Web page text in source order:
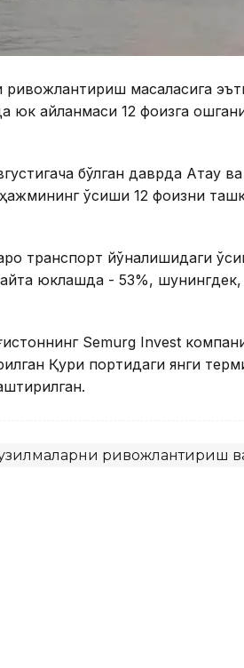
масаласига
юк айланмаси 12 фоизга
бўлган даврда Ақтау ва
ўсиши 12 фоизни
транспорт йўналишидаги
юклашда - 53%,
Semurg Invest
Қуриқ портидаги янги
ривожлантириш